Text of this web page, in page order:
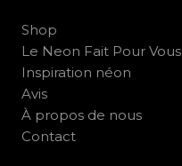
Shop
Le Neon Fait Pour Vous
Inspiration néon
Avis
À propos de nous
Contact